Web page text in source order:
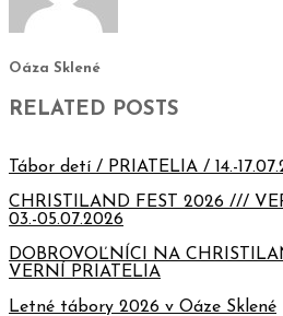
Oáza Sklené
RELATED POSTS
Tábor detí / PRIATELIA / 14.-
CHRISTILAND FEST 2026 ///
03.-05.07.2026
DOBROVOĽNÍCI NA
VERNÍ PRIATELIA
Letné tábory 2026 v Oáze Sklené